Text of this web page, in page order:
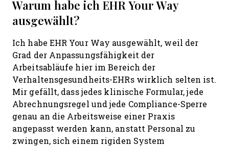
Warum habe ich EHR Your Way
ausgewählt?
Ich habe EHR Your Way ausgewählt, weil der
Grad der Anpassungsfähigkeit der
Arbeitsabläufe hier im Bereich der
Verhaltensgesundheits-EHRs wirklich selten ist.
Mir gefällt, dass jedes klinische Formular, jede
Abrechnungsregel und jede Compliance-Sperre
genau an die Arbeitsweise einer Praxis
angepasst werden kann, anstatt Personal zu
zwingen, sich einem rigiden System